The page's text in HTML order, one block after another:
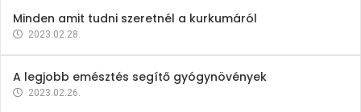
Minden amit tudni szeretnél a kurkumáról
2023.02.28.
A legjobb emésztés segítő gyógynövények
2023.02.26.